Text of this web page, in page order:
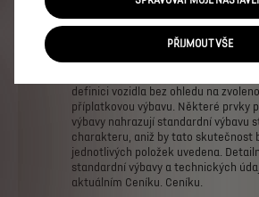
specifikace vozidla se mohou měnit
informace o vozidle
stavu platnému ke dni vypracování
definici vozidla bez ohledu na
příplatkovou výbavu. Některé prvky
výbavy nahrazují standardní výbavu
charakteru, aniž by tato skutečnost
jednotlivých položek uvedena.
standardní výbavy a technických
aktuálním Ceníku. Ceníku.
PŘIJMOUT VŠE